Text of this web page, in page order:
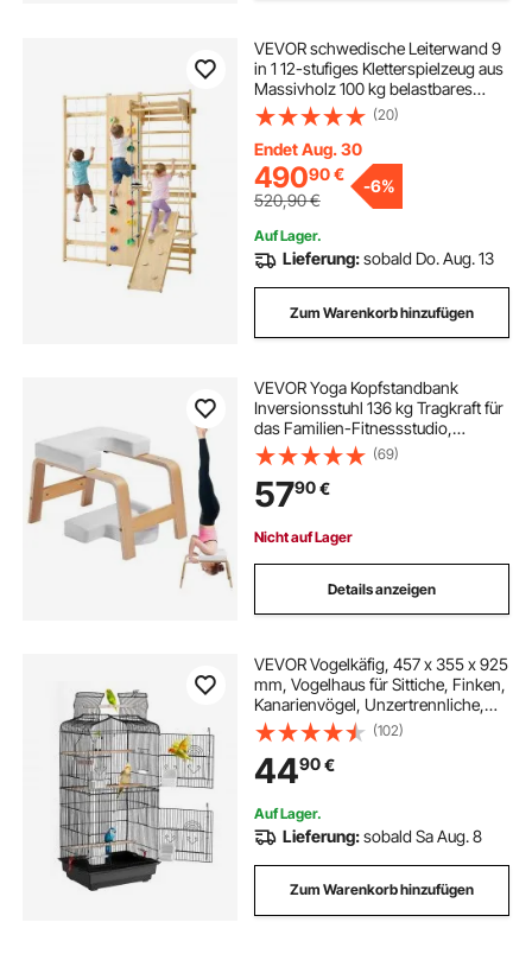
VEVOR schwedische Leiterwand 9
in 1 12-stufiges Kletterspielzeug aus
Massivholz 100 kg belastbares
Indoor-Klettergerüst mit
Kletterwand Turnringen
Klimmzugstange Rutsche Schaukel
(20)
Endet Aug. 30
49090€
520,90€
-6%
Auf Lager.
Lieferung:sobald Do. Aug. 13
Zum Warenkorb hinzufügen
VEVOR Yoga Kopfstandbank
Inversionsstuhl 136 kg Tragkraft für
das Familien-Fitnessstudio,
Kopfstandtrainer mit Holzrahmen
und PU Polster, Stand-Yoga-
Hocker für Kraft- und
Gleichgewichtstraining Weiß
(69)
5790€
Nicht auf Lager
Details anzeigen
VEVOR Vogelkäfig, 457 x 355 x 925
mm, Vogelhaus für Sittiche, Finken,
Kanarienvögel, Unzertrennliche,
Nymphensittiche, Wellensittiche,
kleine Mönchssittiche, Metallkäfig
mit Schaukel & Sitzstange
(102)
4490€
Auf Lager.
Lieferung:sobald Sa Aug. 8
Zum Warenkorb hinzufügen